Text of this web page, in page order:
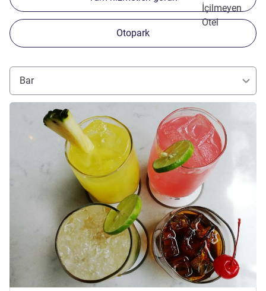
İçilmeyen
Otel
Otopark
Bar
Ayrıntıları göster